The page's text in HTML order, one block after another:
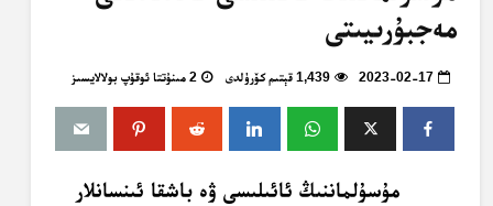
مەجبۇرىيىتى
2023-02-17 1,439 قېتىم كۆرۈلدى 2 مىنۇتتا ئوقۇپ بولالايسىز
مۇسۇلماننىڭ ئائىلىسى ۋە باشقا ئىنسانلار